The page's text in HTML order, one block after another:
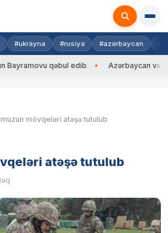
#ukrayna #rusiya #azərbaycan
qəbul edib Azərbaycan və
mövqeləri atəşə tutulub
atəşə tutulub